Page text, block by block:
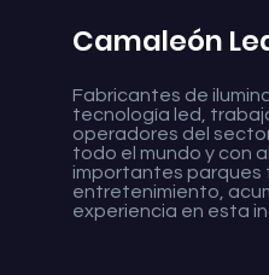
Fabricantes de
tecnología led,
operadores del
todo el mundo y con
importantes parques
entretenimiento,
experiencia en esta
Camaleón